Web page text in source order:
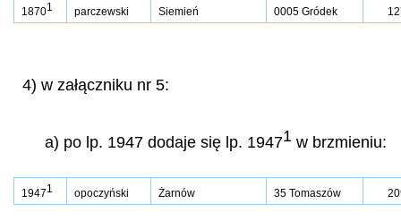
18701 parczewski Siemień 0005 Gródek
4) w załączniku nr 5:
a) po lp. 1947 dodaje się lp. 19471 w brzmieniu:
19471 opoczyński Żarnów 35 Tomaszów